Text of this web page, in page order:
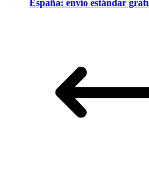
España: envío estándar